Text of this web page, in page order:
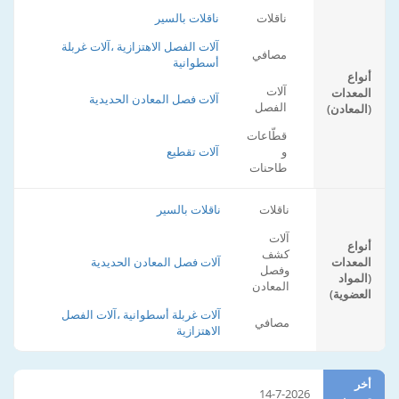
أنواع
المعدات
(المعادن)
ناقلات ناقلات بالسير
مصافي
آلات الفصل الاهتزازية ،آلات غربلة
أسطوانية
آلات
الفصل
آلات فصل المعادن الحديدية
قطّاعات
و
طاحنات
آلات تقطيع
أنواع
المعدات
(المواد
العضوية)
ناقلات
ناقلات بالسير
آلات
كشف
وفصل
المعادن
آلات فصل المعادن الحديدية
مصافي
آلات غربلة أسطوانية ،آلات الفصل
الاهتزازية
أخر
14-7-2026